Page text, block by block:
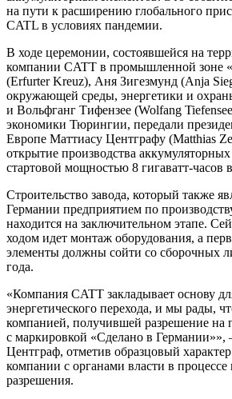
на пути к расширению глобального
CATL в условиях пандемии.
В ходе церемонии, состоявшейся на
компании CATT в промышленной зоне
(Erfurter Kreuz), Аня Зигезмунд (Anja
окружающей среды, энергетики и
и Вольфганг Тифензее (Wolfang
экономики Тюрингии, передали
Европе Маттиасу Центграфу (Matthias
открытие производства
стартовой мощностью 8 гигаватт-часов
Строительство завода, который также
Германии предприятием по
находится на заключительном этапе.
ходом идет монтаж оборудования, а
элементы должны сойти со сборочных
года.
«Компания CATT закладывает основу
энергетического перехода, и мы рады,
компанией, получившей разрешение на
с маркировкой «Сделано в
Центграф, отметив образцовый
компании с органами власти в процессе
разрешения.